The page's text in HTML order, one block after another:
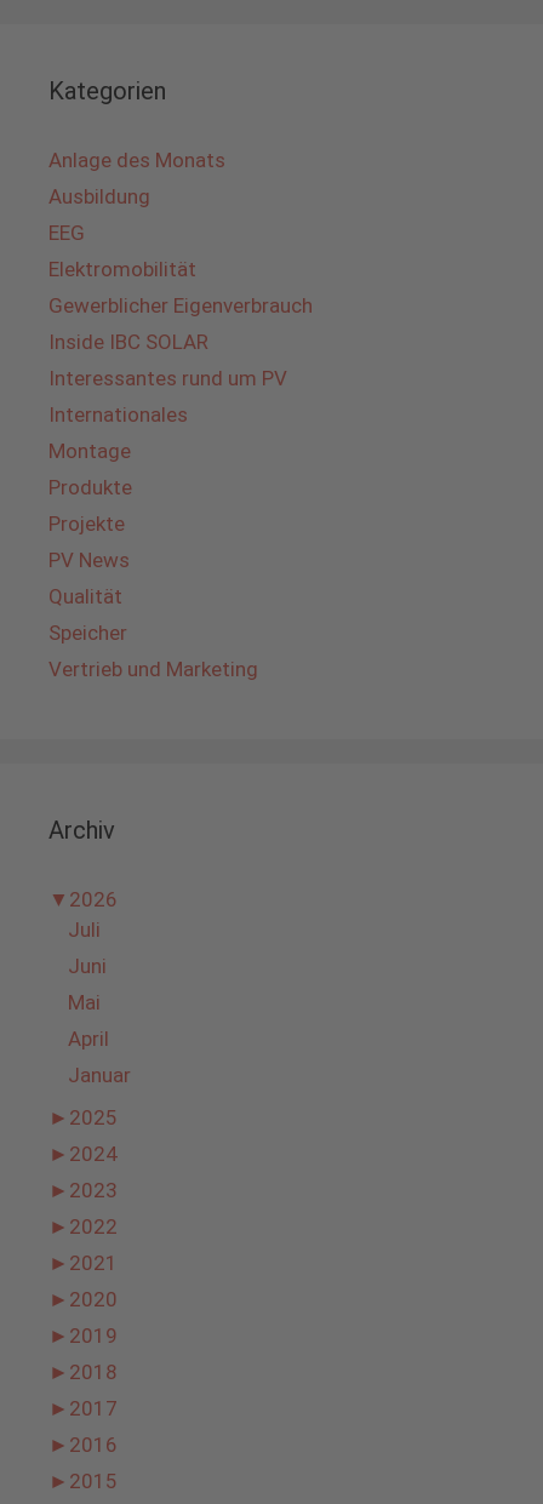
Kategorien
Anlage des Monats
Ausbildung
EEG
Elektromobilität
Gewerblicher Eigenverbrauch
Inside IBC SOLAR
Interessantes rund um PV
Internationales
Montage
Produkte
Projekte
PV News
Qualität
Speicher
Vertrieb und Marketing
Archiv
▼ 2026
Juli
Juni
Mai
April
Januar
► 2025
► 2024
► 2023
► 2022
► 2021
► 2020
► 2019
► 2018
► 2017
► 2016
► 2015